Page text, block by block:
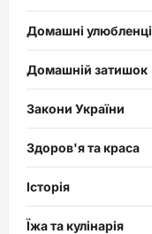
Домашні улюбленці
Домашній затишок
Закони України
Здоров'я та краса
Історія
Їжа та кулінарія